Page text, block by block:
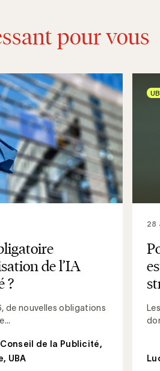
pour vous
de l’IA
?
de nouvelles obligations
de la Publicité,
UBA
28